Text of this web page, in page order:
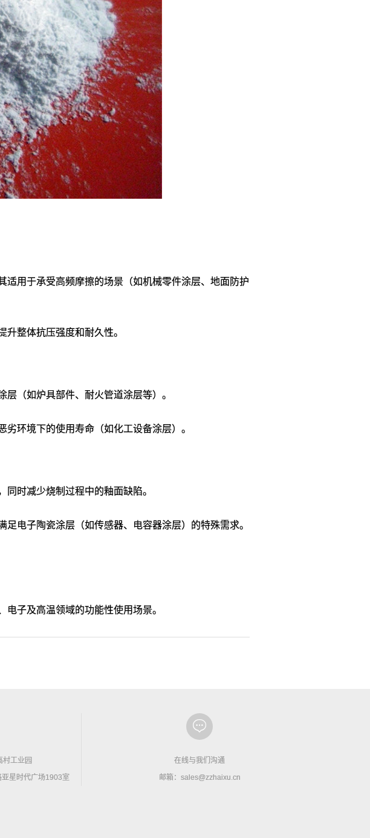
用于承受高频摩擦的场景（如机械零件涂层、地面防护
整体抗压强度和耐久性‌。
（如炉具部件、耐火管道涂层等）‌。
环境下的使用寿命（如化工设备涂层）‌。
时减少烧制过程中的釉面缺陷‌。
电子陶瓷涂层（如传感器、电容器涂层）的特殊需求‌。
子及高温领域的功能性使用场景。
村工业园
星时代广场1903室
在线与我们沟通
邮箱：sales@zzhaixu.cn